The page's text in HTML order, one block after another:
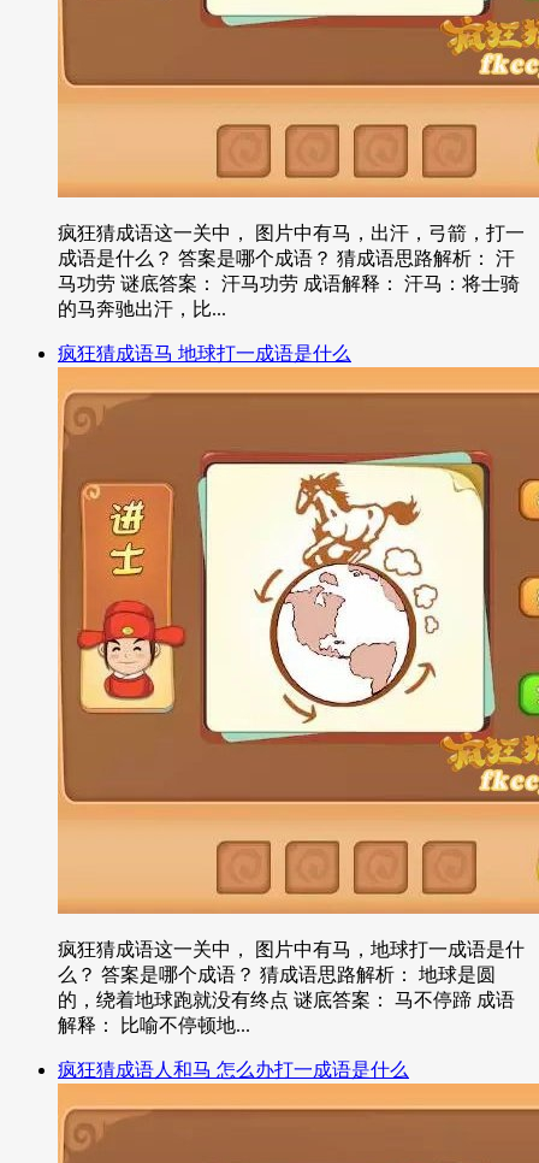
疯狂猜成语这一关中， 图片中有马，出汗，弓箭，打一
成语是什么？ 答案是哪个成语？ 猜成语思路解析： 汗
马功劳 谜底答案： 汗马功劳 成语解释： 汗马：将士骑
的马奔驰出汗，比...
疯狂猜成语马 地球打一成语是什么
疯狂猜成语这一关中， 图片中有马，地球打一成语是什
么？ 答案是哪个成语？ 猜成语思路解析： 地球是圆
的，绕着地球跑就没有终点 谜底答案： 马不停蹄 成语
解释： 比喻不停顿地...
疯狂猜成语人和马 怎么办打一成语是什么